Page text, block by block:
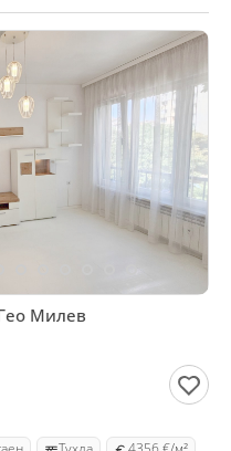
Милев